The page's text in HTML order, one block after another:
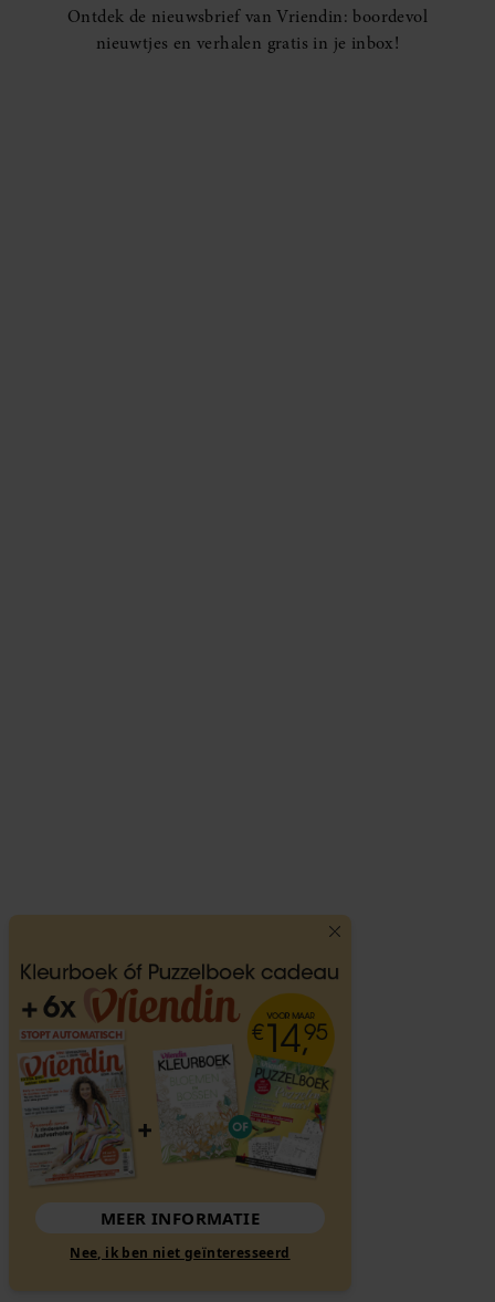
Ontdek de nieuwsbrief van Vriendin: boordevol
nieuwtjes en verhalen gratis in je inbox!
MEER INFORMATIE
Nee, ik ben niet geïnteresseerd